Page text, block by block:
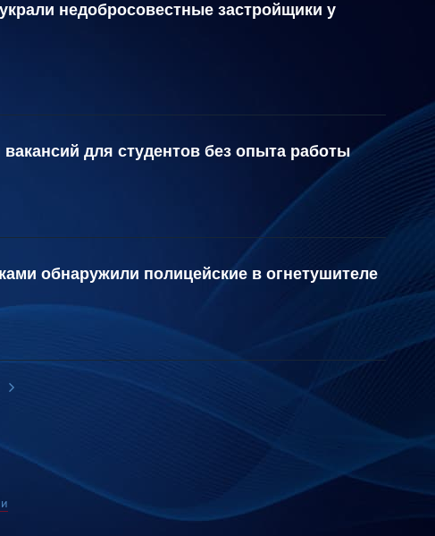
недобросовестные застройщики у
для студентов без опыта работы
обнаружили полицейские в огнетушителе